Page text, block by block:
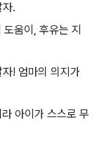
.
움이, 후유는 지
! 엄마의 의지가
아이가 스스로 무